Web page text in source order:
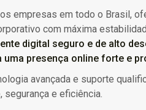
empresas em todo o Brasil,
com máxima
digital seguro e de alto
uma presença online forte e
avançada e suporte
segurança e eficiência.